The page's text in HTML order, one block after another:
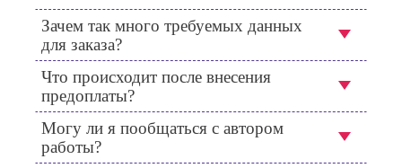
Зачем так много требуемых данных
для заказа?
Что происходит после внесения
предоплаты?
Могу ли я пообщаться с автором
работы?